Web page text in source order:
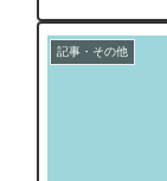
記事・その他